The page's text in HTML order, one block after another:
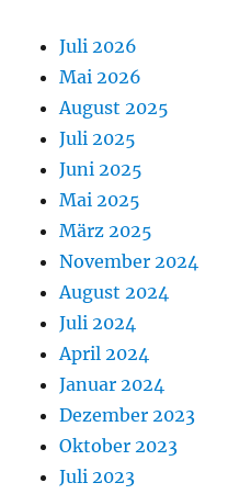
Juli 2026
Mai 2026
August 2025
Juli 2025
Juni 2025
Mai 2025
März 2025
November 2024
August 2024
Juli 2024
April 2024
Januar 2024
Dezember 2023
Oktober 2023
Juli 2023